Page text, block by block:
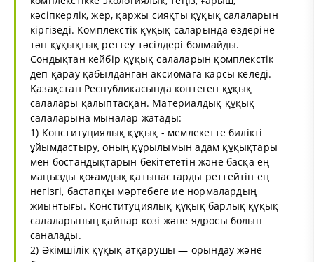
кәсіпкерлік, жер, қаржы сияқты құқық салаларын
кіргізеді. Комплекстік құқық саларында өздеріне
тән құқықтық реттеу тәсілдері болмайды.
Сондықтан кейбір құқық салаларын қомплекстік
деп қарау қабылданған аксиомаға карсы келеді.
Қазақстан Республикасында көптеген құқық
салалары қалыптасқан. Материалдық құқық
салаларына мыналар жатады:
1) Конституциялық құқық - мемлекетте билікті
ұйымдастыру, оның құрылымын адам құқықтары
мен бостандықтарын бекітететін және басқа ең
маңызды қоғамдық қатынастарды реттейтін ең
негізгі, бастапқы мәртебеге ие нормалардың
жиынтығы. Конституциялық құқық барлық құқық
салаларының қайнар көзі және ядросы болып
саналады.
2) Әкімшілік құқық атқарушы — орындау және